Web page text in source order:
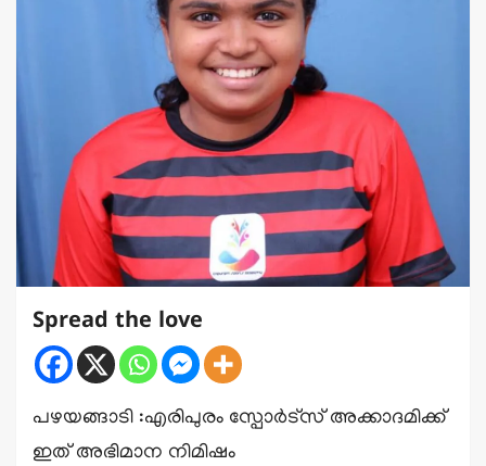
Spread the love
പഴയങ്ങാടി :എരിപുരം സ്പോർട്സ് അക്കാദമിക്ക്
ഇത്‌ അഭിമാന നിമിഷം